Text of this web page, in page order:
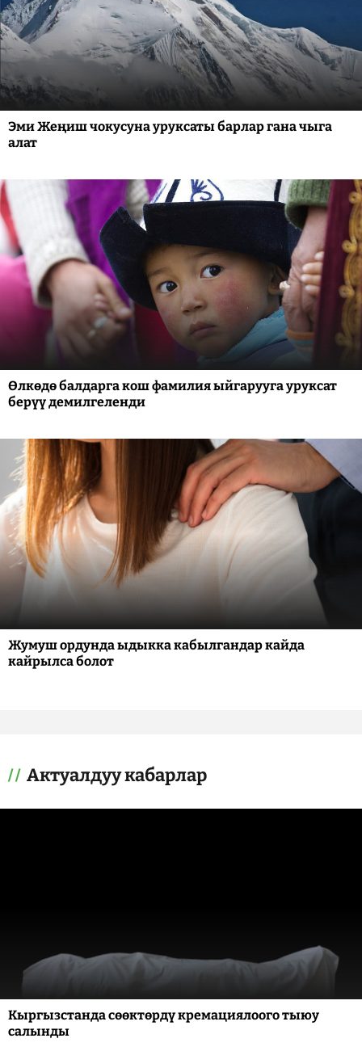
Эми Жеңиш чокусуна уруксаты барлар гана чыга
алат
Өлкөдө балдарга кош фамилия ыйгарууга уруксат
берүү демилгеленди
Жумуш ордунда ыдыкка кабылгандар кайда
кайрылса болот
Актуалдуу кабарлар
Кыргызстанда сөөктөрдү кремациялоого тыюу
салынды